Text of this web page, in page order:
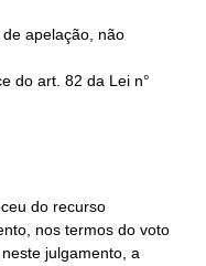
do recurso
nos termos do voto
julgamento, a